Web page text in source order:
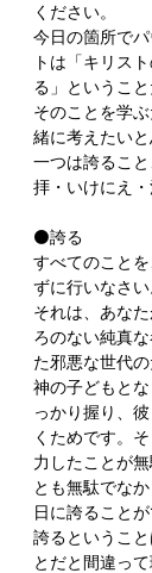
ください。
今日の箇所で
トは「キリス
る」ということ
そのことを学
緒に考えたいと
一つは誇るこ
拝・いけにえ・
⚫️誇る
すべてのこと
ずに行いなさい
それは、あな
ろのない純真
た邪悪な世代
神の子どもと
っかり握り、
くためです。
力したことが
とも無駄でな
日に誇ることが
誇るというこ
とだと間違っ